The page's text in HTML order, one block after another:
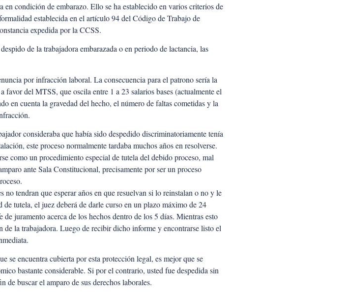
en condición de embarazo. Ello se ha establecido en varios criterios de
establecida en el artículo 94 del Código de Trabajo de
expedida por la CCSS.
de la trabajadora embarazada o en periodo de lactancia, las
por infracción laboral. La consecuencia para el patrono sería la
del MTSS, que oscila entre 1 a 23 salarios bases (actualmente el
en cuenta la gravedad del hecho, el número de faltas cometidas y la
consideraba que había sido despedido discriminatoriamente tenía
este proceso normalmente tardaba muchos años en resolverse.
como un procedimiento especial de tutela del debido proceso, mal
ante Sala Constitucional, precisamente por ser un proceso
no tendran que esperar años en que resuelvan si lo reinstalan o no y le
tutela, el juez deberá de darle curso en un plazo máximo de 24
juramento acerca de los hechos dentro de los 5 días. Mientras esto
la trabajadora. Luego de recibir dicho informe y encontrarse listo el
se encuentra cubierta por esta protección legal, es mejor que se
bastante considerable. Si por el contrario, usted fue despedida sin
de buscar el amparo de sus derechos laborales.